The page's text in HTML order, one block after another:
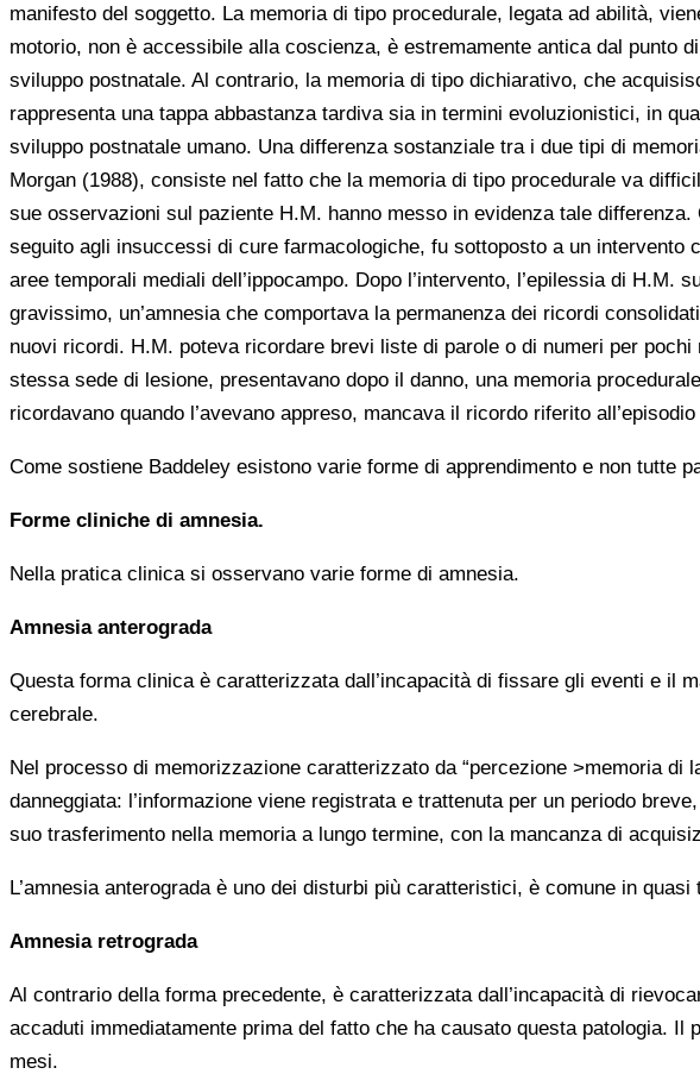
manifesto del soggetto. La memoria di tipo procedurale, legata ad abilità,
motorio, non è accessibile alla coscienza, è estremamente antica dal punto
sviluppo postnatale. Al contrario, la memoria di tipo dichiarativo, che
rappresenta una tappa abbastanza tardiva sia in termini evoluzionistici, in
sviluppo postnatale umano. Una differenza sostanziale tra i due tipi di
Morgan (1988), consiste nel fatto che la memoria di tipo procedurale va
sue osservazioni sul paziente H.M. hanno messo in evidenza tale
seguito agli insuccessi di cure farmacologiche, fu sottoposto a un
aree temporali mediali dell’ippocampo. Dopo l’intervento, l’epilessia di
gravissimo, un’amnesia che comportava la permanenza dei ricordi
nuovi ricordi. H.M. poteva ricordare brevi liste di parole o di numeri per
stessa sede di lesione, presentavano dopo il danno, una memoria
ricordavano quando l’avevano appreso, mancava il ricordo riferito
Come sostiene Baddeley esistono varie forme di apprendimento e non tutte
Forme cliniche di amnesia.
Nella pratica clinica si osservano varie forme di amnesia.
Amnesia anterograda
Questa forma clinica è caratterizzata dall’incapacità di fissare gli eventi e il
cerebrale.
Nel processo di memorizzazione caratterizzato da “percezione >memoria di
danneggiata: l’informazione viene registrata e trattenuta per un periodo
suo trasferimento nella memoria a lungo termine, con la mancanza di
L’amnesia anterograda è uno dei disturbi più caratteristici, è comune in
Amnesia retrograda
Al contrario della forma precedente, è caratterizzata dall’incapacità di
accaduti immediatamente prima del fatto che ha causato questa patologia.
mesi.